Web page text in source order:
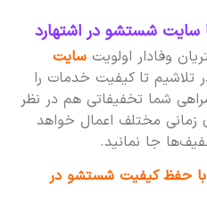
سایت شستشو در اشتهارد
وفادار اولویت سایت
تا کیفیت خدمات را
شما تخفیفاتی هم در نظر
زمانی مختلف اعمال خواهد
جا نمانید.
حفظ کیفیت شستشو در